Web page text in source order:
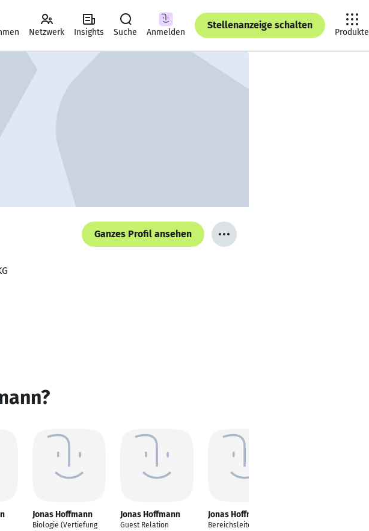
Netzwerk Insights Suche Anmelden
Stellenanzeige schalten
Produkte
Ganzes Profil ansehen
Jonas Hoffmann
Biologie (Vertiefung
Jonas Hoffmann
Guest Relation
Jonas Hoffmann
Bereichsleiter